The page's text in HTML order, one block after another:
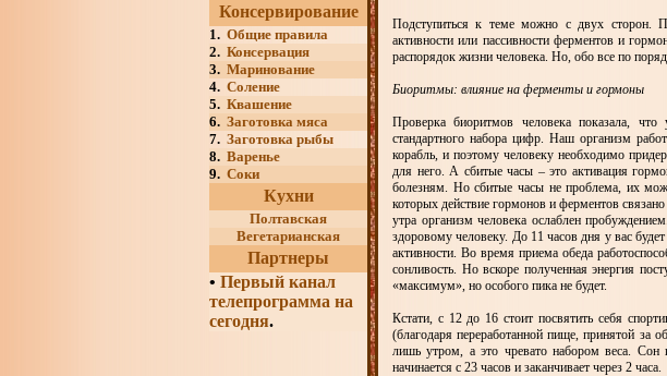
Консервирование
1. Общие правила
2. Консервация
3. Маринование
4. Соление
5. Квашение
6. Заготовка мяса
7. Заготовка рыбы
8. Варенье
9. Соки
Кухни
Полтавская
Вегетарианская
Партнеры
• Первый канал
телепрограмма на
сегодня.
Подступиться к теме можно с двух сторон.
активности или пассивности ферментов и
распорядок жизни человека. Но, обо все по
Биоритмы: влияние на ферменты и гормоны
Проверка биоритмов человека показала,
стандартного набора цифр. Наш организм
корабль, и поэтому человеку необходимо
для него. А сбитые часы – это активация
болезням. Но сбитые часы не проблема, их
которых действие гормонов и ферментов
утра организм человека ослаблен
здоровому человеку. До 11 часов дня у вас
активности. Во время приема обеда
сонливость. Но вскоре полученная энергия
«максимум», но особого пика не будет.
Кстати, с 12 до 16 стоит посвятить себя
(благодаря переработанной пище, принятой за
лишь утром, а это чревато набором веса. Сон
начинается с 23 часов и заканчивает через 2 часа.